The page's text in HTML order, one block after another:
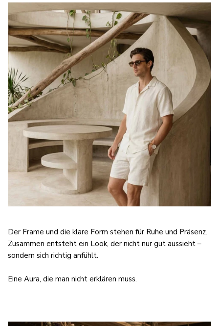
Der Frame und die klare Form stehen für Ruhe und Präsenz.
Zusammen entsteht ein Look, der nicht nur gut aussieht –
sondern sich richtig anfühlt.
Eine Aura, die man nicht erklären muss.